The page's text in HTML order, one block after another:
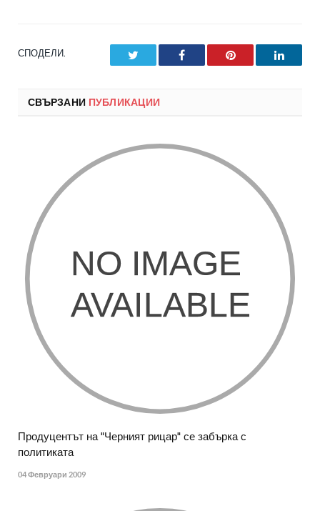
СПОДЕЛИ. Facebook Pinterest
СВЪРЗАНИ ПУБЛИКАЦИИ
Продуцентът на "Черният рицар" се забърка с
политиката
04 Февруари 2009